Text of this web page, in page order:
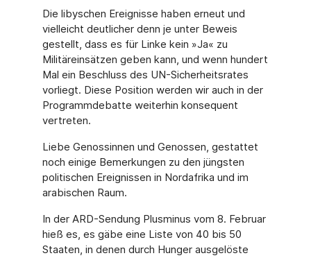
Die libyschen Ereignisse haben erneut und
vielleicht deutlicher denn je unter Beweis
gestellt, dass es für Linke kein »Ja« zu
Militäreinsätzen geben kann, und wenn hundert
Mal ein Beschluss des UN-Sicherheitsrates
vorliegt. Diese Position werden wir auch in der
Programmdebatte weiterhin konsequent
vertreten.
Liebe Genossinnen und Genossen, gestattet
noch einige Bemerkungen zu den jüngsten
politischen Ereignissen in Nordafrika und im
arabischen Raum.
In der ARD-Sendung Plusminus vom 8. Februar
hieß es, es gäbe eine Liste von 40 bis 50
Staaten, in denen durch Hunger ausgelöste